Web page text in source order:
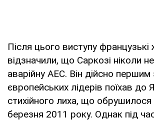
Після цього виступу французькі
відзначили, що Саркозі ніколи
аварійну АЕС. Він дійсно першим
європейських лідерів поїхав до
стихійного лиха, що обрушилося
березня 2011 року. Однак під